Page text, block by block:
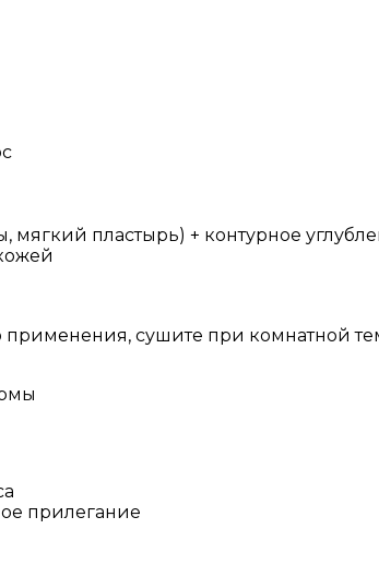
пластырь) + контурное
сушите при комнатной
прилегание